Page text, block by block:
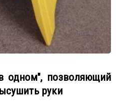
одном", позволяющий
руки